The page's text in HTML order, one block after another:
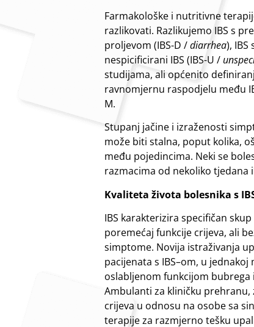
Farmakološke i nutritivne
razlikovati. Razlikujemo IBS s
proljevom (IBS-D /diarrhea),
nespicificirani IBS (IBS-U /
studijama, ali općenito
ravnomjernu raspodjelu među
M.
Stupanj jačine i izraženosti
može biti stalna, poput kolika,
među pojedincima. Neki se
razmacima od nekoliko tjedana
Kvaliteta života bolesnika s
IBS karakterizira specifičan
poremećaj funkcije crijeva, ali
simptome. Novija istraživanja
pacijenata s IBS–om, u
oslabljenom funkcijom bubrega
Ambulanti za kliničku
crijeva u odnosu na osobe sa
terapije za razmjerno tešku